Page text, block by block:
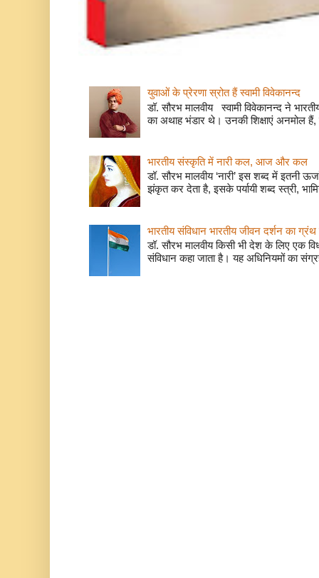
युवाओं के प्रेरणा स्रोत हैं स्वामी विवेकानन्द
डॉ. सौरभ मालवीय स्वामी विवेकानन्द ने
का अथाह भंडार थे। उनकी शिक्षाएं अनमोल हैं,
भारतीय संस्कृति में नारी कल, आज और कल
डॉ. सौरभ मालवीय ‘नारी’ इस शब्द में इतनी
झंकृत कर देता है, इसके पर्यायी शब्द स्त्री,
भारतीय संविधान भारतीय जीवन दर्शन का ग्रंथ
डॉ. सौरभ मालवीय किसी भी देश के लिए एक
संविधान कहा जाता है। यह अधिनियमों का